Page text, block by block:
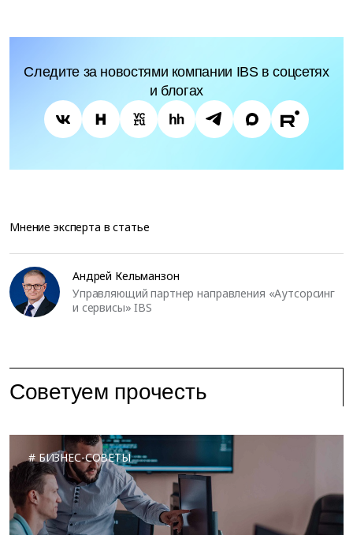
Следите за новостями компании IBS в соцсетях
и блогах
Мнение эксперта в статье
Андрей Кельманзон
Управляющий партнер направления «Аутсорсинг
и сервисы» IBS
Советуем прочесть
БИЗНЕС-СОВЕТЫ